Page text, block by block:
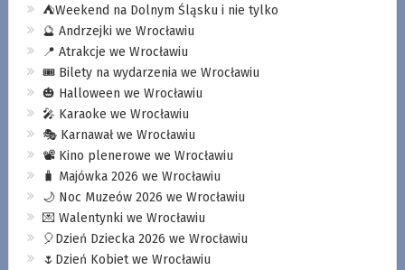
⛺️Weekend na Dolnym Śląsku i nie tylko
🔮 Andrzejki we Wrocławiu
📍 Atrakcje we Wrocławiu
🎟️ Bilety na wydarzenia we Wrocławiu
🎃 Halloween we Wrocławiu
🎤 Karaoke we Wrocławiu
🎭 Karnawał we Wrocławiu
📽️ Kino plenerowe we Wrocławiu
🧳 Majówka 2026 we Wrocławiu
🌙 Noc Muzeów 2026 we Wrocławiu
💌 Walentynki we Wrocławiu
🎈Dzień Dziecka 2026 we Wrocławiu
🌷Dzień Kobiet we Wrocławiu